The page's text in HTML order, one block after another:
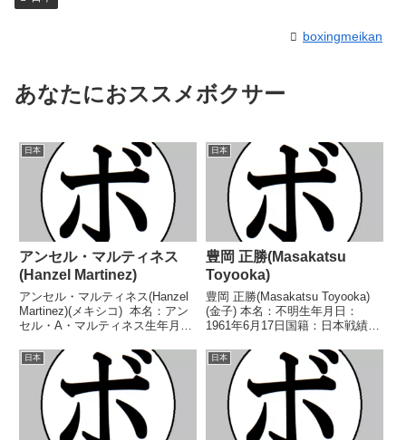
boxingmeikan
あなたにおススメボクサー
日本
アンセル・マルティネス
(Hanzel Martinez)
アンセル・マルティネス(Hanzel
Martinez)(メキシコ) 本名：アン
セル・A・マルティネス生年月
シコ戦績：30戦27勝(21KO)3
敗 【獲得タイトル】WBC米国
(USNBC全米)バンタム...
日本
豊岡 正勝(Masakatsu
Toyooka)
豊岡 正勝(Masakatsu Toyooka)
(金子) 本名：不明生年月日：
1961年6月17日国籍：日本戦績：
ル】なし 【戦歴】1982/04/02
○4R判定 (採点不明) 土谷 俊治
(帝拳)19...
日本 日本